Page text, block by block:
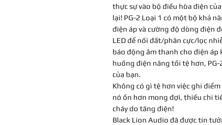
thực sự vào bộ điều hòa điện
lại! PG-2 Loại 1 có một bộ khả
điện áp và cường độ dòng điện
LED để nối đất/phân cực/lọc
báo động âm thanh cho điện
huống điện năng tồi tệ hơn,
của bạn.
Không có gì tệ hơn việc ghi
nó ồn hơn mong đợi, thiếu chi
cháy do tăng điện!
Black Lion Audio đã được tin